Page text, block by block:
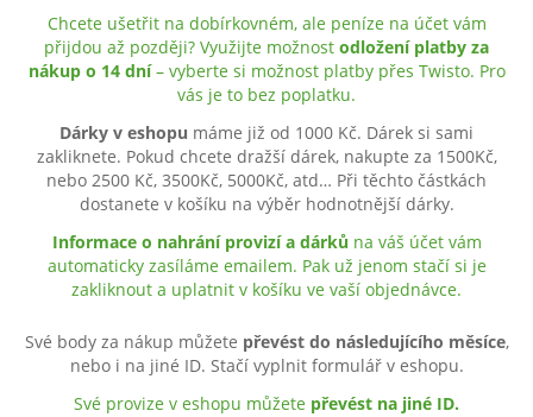
Chcete ušetřit na dobírkovném, ale peníze na účet vám
přijdou až později? Využijte možnost odložení platby za
nákup o 14 dní– vyberte si možnost platby přes Twisto. Pro
vás je to bez poplatku.
Dárky v eshopu máme již od 1000 Kč. Dárek si sami
zakliknete. Pokud chcete dražší dárek, nakupte za 1500Kč,
nebo 2500 Kč, 3500Kč, 5000Kč, atd… Při těchto částkách
dostanete v košíku na výběr hodnotnější dárky.
Informace o nahrání provizí a dárků na váš účet vám
automaticky zasíláme emailem. Pak už jenom stačí si je
zakliknout a uplatnit v košíku ve vaší objednávce.
Své body za nákup můžete převést do následujícího měsíce,
nebo i na jiné ID. Stačí vyplnit formulář v eshopu.
Své provize v eshopu můžete převést na jiné ID.